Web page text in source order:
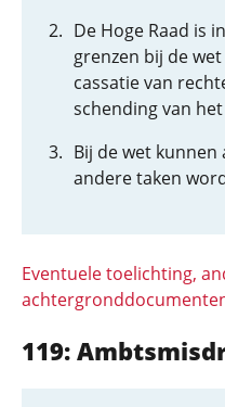
De Hoge Raad is
grenzen bij de
cassatie van
schending van
Bij de wet kunnen
andere taken
Eventuele toelichting,
119: